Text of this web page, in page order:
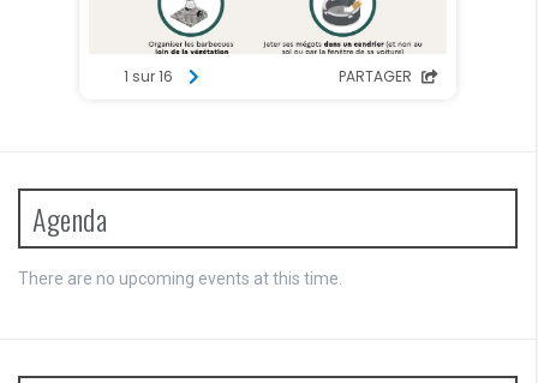
Agenda
There are no upcoming events at this time.